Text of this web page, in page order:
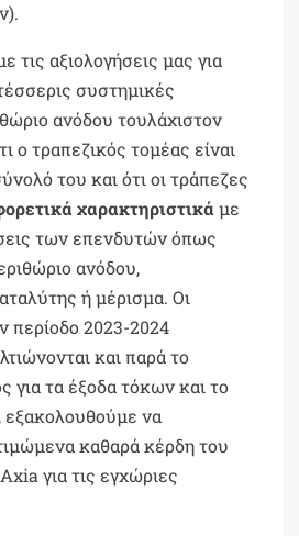
τις αξιολογήσεις μας για
συστημικές
ανόδου τουλάχιστον
o τραπεζικός τομέας είναι
του και ότι οι τράπεζες
χαρακτηριστικά με
των επενδυτών όπως
ανόδου,
ή μέρισμα. Οι
περίοδο 2023-2024
και παρά το
για τα έξοδα τόκων και το
εξακολουθούμε να
καθαρά κέρδη του
για τις εγχώριες